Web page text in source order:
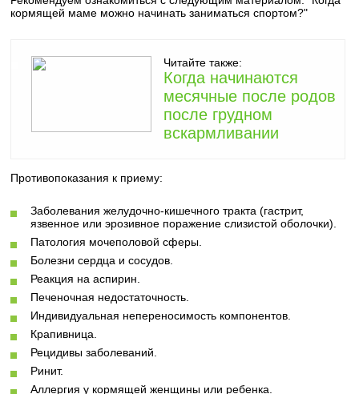
кормящей маме можно начинать заниматься спортом?"
Читайте также:
Когда начинаются
месячные после родов
после грудном
вскармливании
Противопоказания к приему:
Заболевания желудочно-кишечного тракта (гастрит,
язвенное или эрозивное поражение слизистой оболочки).
Патология мочеполовой сферы.
Болезни сердца и сосудов.
Реакция на аспирин.
Печеночная недостаточность.
Индивидуальная непереносимость компонентов.
Крапивница.
Рецидивы заболеваний.
Ринит.
Аллергия у кормящей женщины или ребенка.